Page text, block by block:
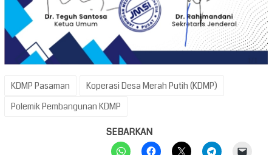
KDMP Pasaman
Koperasi Desa Merah Putih (KDMP)
Polemik Pembangunan KDMP
SEBARKAN